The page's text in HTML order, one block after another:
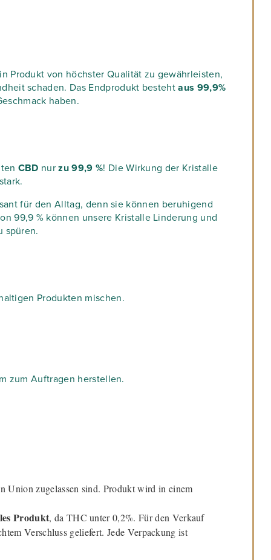
Produkt von höchster Qualität zu gewährleisten,
schaden. Das Endprodukt bestehtaus 99,9%
haben.
CBD nur zu 99,9 %! Die Wirkung der Kristalle
für den Alltag, denn sie können beruhigend
99,9 % können unsere Kristalle Linderung und
spüren.
Produkten mischen.
zum Auftragen herstellen.
Union zugelassen sind. Produkt wird in einem
Produkt, da THC unter 0,2%. Für den Verkauf
Verschluss geliefert. Jede Verpackung ist